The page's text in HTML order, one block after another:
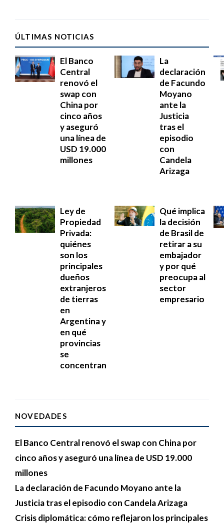
ÚLTIMAS NOTICIAS
El Banco
Central
renovó el
swap con
China por
cinco años
y aseguró
una línea de
USD 19.000
millones
La
declaración
de Facundo
Moyano
ante la
Justicia
tras el
episodio
con
Candela
Arizaga
Ley de
Propiedad
Privada:
quiénes
son los
principales
dueños
extranjeros
de tierras
en
Argentina y
en qué
provincias
se
concentran
Qué implica
la decisión
de Brasil de
retirar a su
embajador
y por qué
preocupa al
sector
empresario
NOVEDADES
El Banco Central renovó el swap con China por
cinco años y aseguró una línea de USD 19.000
millones
La declaración de Facundo Moyano ante la
Justicia tras el episodio con Candela Arizaga
Crisis diplomática: cómo reflejaron los principales